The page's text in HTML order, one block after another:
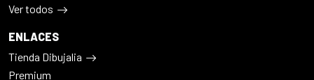
Ver todos
ENLACES
Tienda Dibujalia
Premium